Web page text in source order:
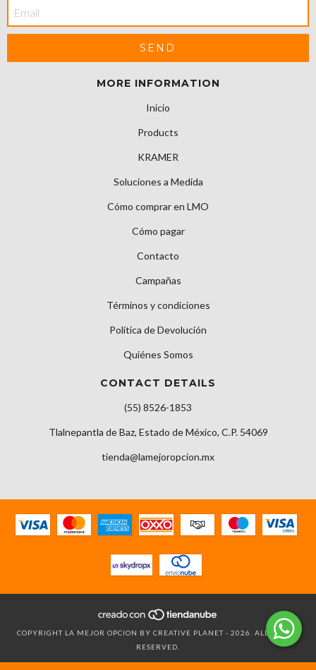
MORE INFORMATION
Inicio
Products
KRAMER
Soluciones a Medida
Cómo comprar en LMO
Cómo pagar
Contacto
Campañas
Términos y condiciones
Política de Devolución
Quiénes Somos
CONTACT DETAILS
(55) 8526-1853
Tlalnepantla de Baz, Estado de México, C.P. 54069
tienda@lamejoropcion.mx
COPYRIGHT LA MEJOR OPCION BY CREATIVE PLANET - 2026. ALL RIGHTS
RESERVED.